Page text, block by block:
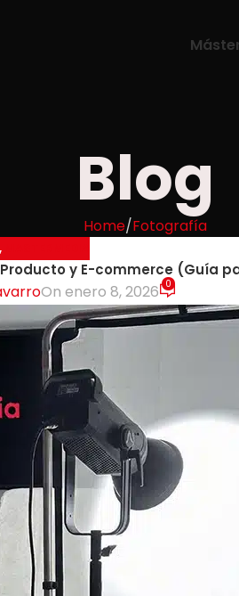
Blog
Home Fotografía
,
y E-commerce (Guía
On enero 8, 2026 0